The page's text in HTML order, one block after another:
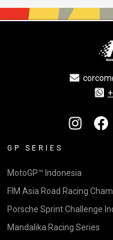
GP SERIES
MotoGP™ Indonesia
FIM Asia Road Racing
Porsche Sprint Challenge
Mandalika Racing Series